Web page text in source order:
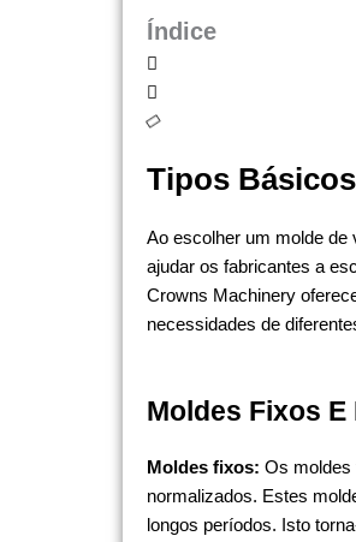
Índice
Tipos
Ao escolher um molde de
ajudar os fabricantes a
Crowns Machinery
necessidades de
Moldes Fixos
Moldes fixos: Os moldes
normalizados. Estes
longos períodos. Isto